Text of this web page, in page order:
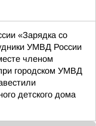
«Зарядка со
УМВД России
членом
городском УМВД
детского дома